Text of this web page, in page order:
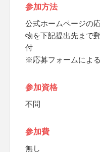
参加方法
公式ホームページの
物を下記提出先まで
付
※応募フォームによ
参加資格
不問
参加費
無し